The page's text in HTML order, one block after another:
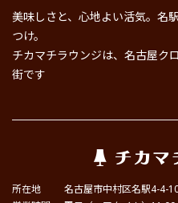
美味しさと、心地よい活気。名
つけ。
チカマチラウンジは、名古屋ク
街です
所在地
名古屋市中村区名駅4-4-